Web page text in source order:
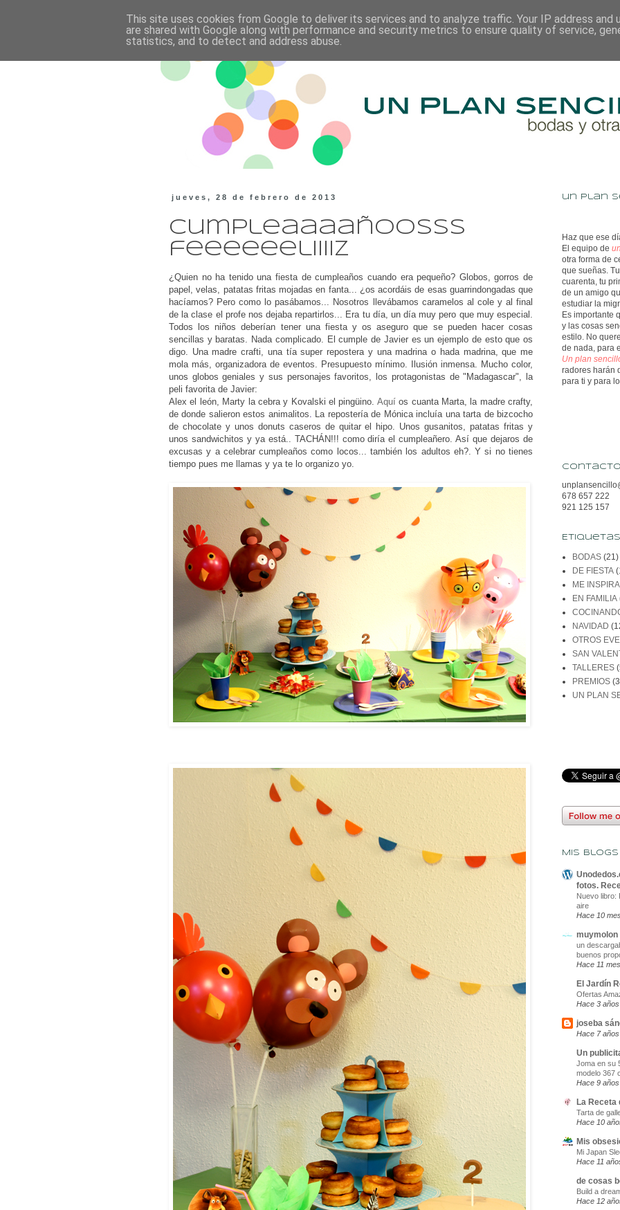
jueves, 28 de febrero de 2013
Cumpleaaaañoosss
feeeeeeliiiiz
¿Quien no ha tenido una fiesta de cumpleaños cuando era pequeño? Globos, gorros de
papel, velas, patatas fritas mojadas en fanta... ¿os acordáis de esas guarrindongadas que
hacíamos? Pero como lo pasábamos... Nosotros llevábamos caramelos al cole y al final
de la clase el profe nos dejaba repartirlos... Era tu día, un día muy pero que muy especial.
Todos los niños deberían tener una fiesta y os aseguro que se pueden hacer cosas
sencillas y baratas. Nada complicado. El cumple de Javier es un ejemplo de esto que os
digo. Una madre crafti, una tía super repostera y una madrina o hada madrina, que me
mola más, organizadora de eventos. Presupuesto mínimo. Ilusión inmensa. Mucho color,
unos globos geniales y sus personajes favoritos, los protagonistas de "Madagascar", la
peli favorita de Javier:
Alex el león, Marty la cebra y Kovalski el pingüino. Aquíos cuanta Marta, la madre crafty,
de donde salieron estos animalitos
La repostería de Mónica incluía una tarta de bizcocho
de chocolate y unos donuts caseros de quitar el hipo. Unos gusanitos, patatas fritas y
unos sandwichitos y ya está.. TACHÁN!!! como diría el cumpleañero. Así que dejaros de
excusas y a celebrar cumpleaños como locos... también los adultos eh?. Y si no tienes
tiempo pues me llamas y ya te lo organizo yo.
un plan
Haz que ese
El equipo de
otra forma de
que sueñas.
cuarenta, tu
de un amigo
estudiar la
Es importante
y las cosas
estilo. No
de nada, para
Un plan
radores harán
para ti y para
Contacto
678 657 222
921 125 157
Etiquetas
BODAS (21)
DE FIESTA
ME
EN FAMILIA
NAVIDAD
OTROS
SAN
TALLERES
PREMIOS
UN PLAN
Mis
fotos.
Nuevo libro:
aire
Hace 10
muymolon
un
buenos
Hace 11
El Jardín
Ofertas
Hace 3 años
joseba
Hace 7 años
Un
Joma en su
modelo 367
Hace 9 años
La Receta
Tarta de
Hace 10
Mis
Mi Japan
Hace 11
de cosas
Build a
Hace 12
This site uses cookies from Google to deliver its services and to analyze traffic. Your IP address and
are shared with Google along with performance and security metrics to ensure quality of service,
statistics, and to detect and address abuse.